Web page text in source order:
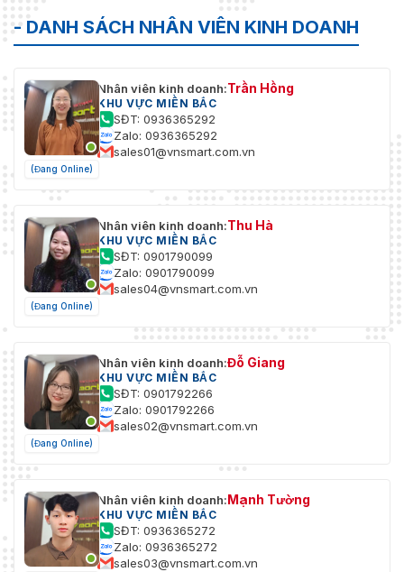
- DANH SÁCH NHÂN VIÊN KINH DOANH
(Đang Online)
Nhân viên kinh doanh:Trần Hồng
KHU VỰC MIỀN BẮC
SĐT: 0936365292
Zalo: 0936365292
sales01@vnsmart.com.vn
(Đang Online)
Nhân viên kinh doanh:Thu Hà
KHU VỰC MIỀN BẮC
SĐT: 0901790099
Zalo: 0901790099
sales04@vnsmart.com.vn
(Đang Online)
Nhân viên kinh doanh:Đỗ Giang
KHU VỰC MIỀN BẮC
SĐT: 0901792266
Zalo: 0901792266
sales02@vnsmart.com.vn
Nhân viên kinh doanh:Mạnh Tường
KHU VỰC MIỀN BẮC
SĐT: 0936365272
Zalo: 0936365272
sales03@vnsmart.com.vn